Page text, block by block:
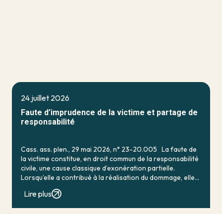
24 juillet 2026
Faute d’imprudence de la victime et partage de
responsabilité
Cass. ass. plen., 29 mai 2026, n° 23-20.005 La faute de
la victime constitue, en droit commun de la responsabilité
civile, une cause classique d’exonération partielle.
Lorsqu’elle a contribué à la réalisation du dommage, elle
conduit en principe à […]
Lire plus